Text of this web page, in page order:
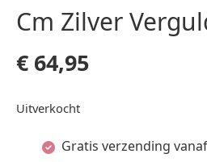
Cm Zilver
€ 64,95
Uitverkocht
Gratis verzending